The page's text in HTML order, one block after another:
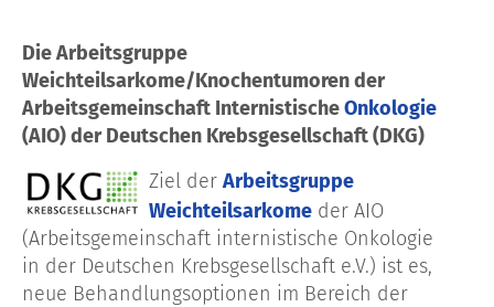
Die Arbeitsgruppe
Weichteilsarkome/Knochentumoren der
Arbeitsgemeinschaft InternistischeOnkologie
(AIO) der Deutschen Krebsgesellschaft (DKG)
Ziel der Arbeitsgruppe
Weichteilsarkome der AIO
(Arbeitsgemeinschaft internistische Onkologie
in der Deutschen Krebsgesellschaft e.V.) ist es,
neue Behandlungsoptionen im Bereich der